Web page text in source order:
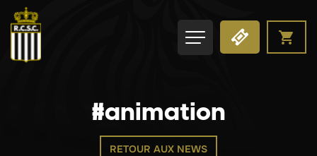
#animation
RETOUR AUX NEWS